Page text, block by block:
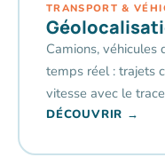
TRANSPORT &
Camions, véhicules
temps réel : trajets
vitesse avec le
DÉCOUVRIR →